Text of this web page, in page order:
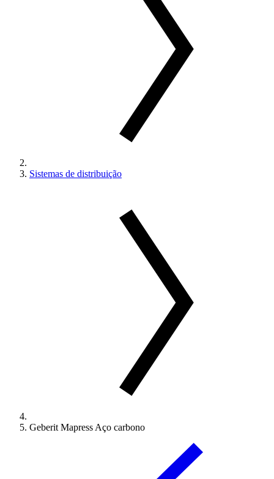
Sistemas de distribuição
Geberit Mapress Aço carbono